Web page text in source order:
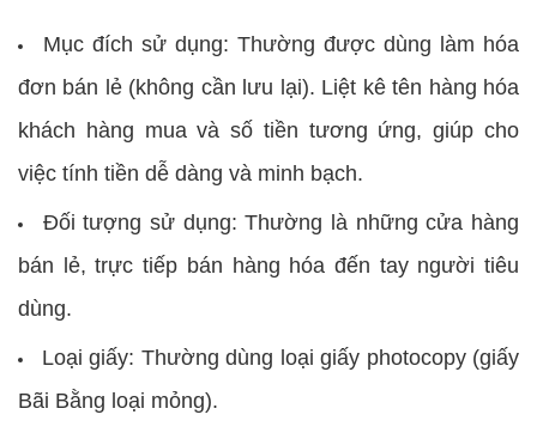
Mục đích sử dụng: Thường được dùng làm hóa
đơn bán lẻ (không cần lưu lại). Liệt kê tên hàng hóa
khách hàng mua và số tiền tương ứng, giúp cho
việc tính tiền dễ dàng và minh bạch.
Đối tượng sử dụng: Thường là những cửa hàng
bán lẻ, trực tiếp bán hàng hóa đến tay người tiêu
dùng.
Loại giấy: Thường dùng loại giấy photocopy (giấy
Bãi Bằng loại mỏng).